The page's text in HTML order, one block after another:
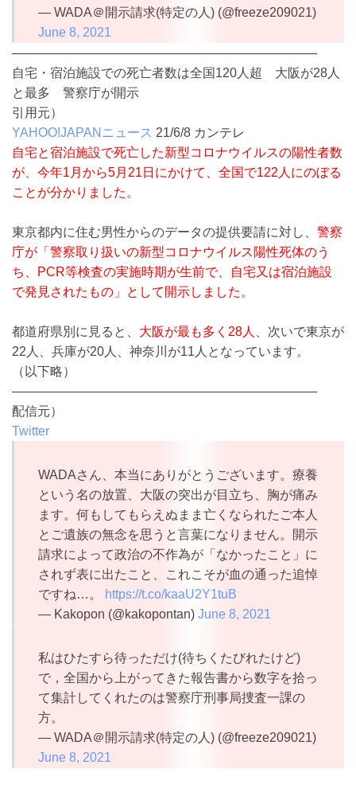
— WADA＠開示請求(特定の人) (@freeze209021)
June 8, 2021
————————————————————————
自宅・宿泊施設での死亡者数は全国120人超 大阪が28人
と最多 警察庁が開示
引用元）
YAHOO!JAPANニュース 21/6/8 カンテレ
自宅と宿泊施設で死亡した新型コロナウイルスの陽性者数
が、今年1月から5月21日にかけて、全国で122人にのぼる
ことが分かりました 。
東京都内に住む男性からのデータの提供要請に対し、 警察
庁が「警察取り扱いの新型コロナウイルス陽性死体のう
ち、PCR等検査の実施時期が生前で、自宅又は宿泊施設
で発見されたもの」として開示しました 。
都道府県別に見ると、 大阪が最も多く28人
、次いで東京が
22人、兵庫が20人、神奈川が11人となっています。
（以下略）
————————————————————————
配信元）
Twitter
WADAさん、本当にありがとうございます。療養
という名の放置、大阪の突出が目立ち、胸が痛み
ます。何もしてもらえぬまま亡くなられたご本人
とご遺族の無念を思うと言葉になりません。開示
請求によって政治の不作為が「なかったこと」に
されず表に出たこと、これこそが血の通った追悼
ですね…。
https://t.co/kaaU2Y1tuB
— Kakopon (@kakopontan) June 8, 2021
私はひたすら待っただけ(待ちくたびれたけど)
で，全国から上がってきた報告書から数字を拾っ
て集計してくれたのは警察庁刑事局捜査一課の
方。
— WADA＠開示請求(特定の人) (@freeze209021)
June 8, 2021